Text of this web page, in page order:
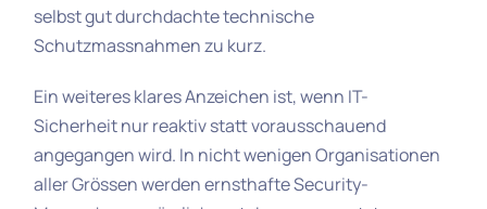
selbst gut durchdachte technische
Schutzmassnahmen zu kurz.
Ein weiteres klares Anzeichen ist, wenn IT-
Sicherheit nur reaktiv statt vorausschauend
angegangen wird. In nicht wenigen Organisationen
aller Grössen werden ernsthafte Security-